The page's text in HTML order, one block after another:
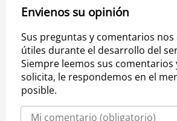
Envienos su opinión
Sus preguntas y comentarios
útiles durante el desarrollo del
Siempre leemos sus comentarios
solicita, le respondemos en el
posible.